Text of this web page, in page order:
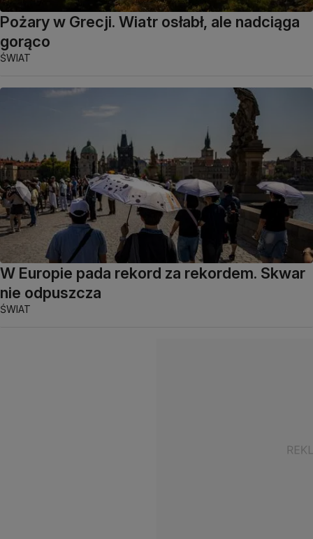
Pożary w Grecji. Wiatr osłabł, ale nadciąga
gorąco
ŚWIAT
W Europie pada rekord za rekordem. Skwar
nie odpuszcza
ŚWIAT